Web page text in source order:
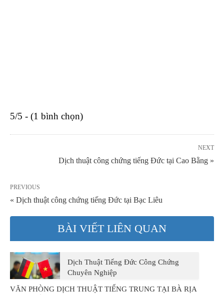
5/5 - (1 bình chọn)
NEXT
Dịch thuật công chứng tiếng Đức tại Cao Bằng »
PREVIOUS
« Dịch thuật công chứng tiếng Đức tại Bạc Liêu
BÀI VIẾT LIÊN QUAN
Dịch Thuật Tiếng Đức Công Chứng
Chuyên Nghiệp
VĂN PHÒNG DỊCH THUẬT TIẾNG TRUNG TẠI BÀ RỊA